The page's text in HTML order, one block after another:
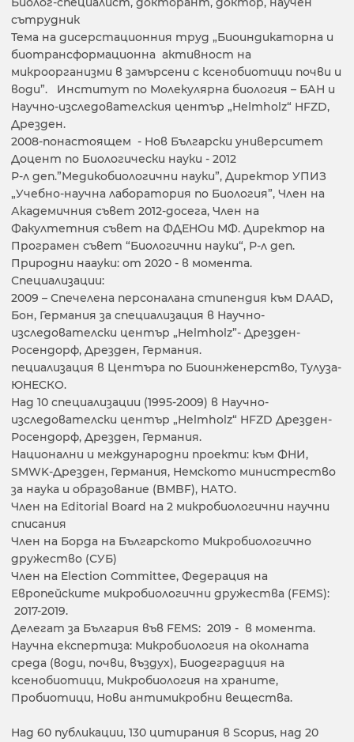
сътрудник
Тема на дисерстационния труд „Биоиндикаторна и
биотрансформационна активност на
микроорганизми в замърсени с ксенобиотици почви и
води”. Институт по Молекулярна биология – БАН и
Научно-изследователския център „Helmholz“ HFZD,
Дрезден.
2008-понастоящем - Нов Български университет
Доцент по Биологически науки - 2012
Р-л деп.”Медикобиологични науки”, Директор УПИЗ
„Учебно-научна лаборатория по Биология”, Член на
Академичния съвет 2012-досега, Член на
Факултетния съвет на ФДЕНОи МФ. Директор на
Програмен съвет “Биологични науки“, Р-л деп.
Природни наауки: от 2020 - в момента.
Специализации:
2009 – Спечелена персоналана стипендия към DAAD,
Бон, Германия за специализация в Научно-
изследователски център „Helmholz”- Дрезден-
Росендорф, Дрезден, Германия.
пециализация в Центъра по Биоинженерство, Тулуза-
ЮНЕСКО.
Над 10 специализации (1995-2009) в Научно-
изследователски център „Helmholz“ HFZD Дрезден-
Росендорф, Дрезден, Германия.
Национални и международни проекти: към ФНИ,
SMWK-Дрезден, Германия, Немското министрество
за наука и oбразование (BMBF), НАТО.
Член на Editorial Board на 2 микробиологични научни
списания
Член на Борда на Българското Микробиологично
дружество (СУБ)
Член на Election Committee, Федерация на
Европейските микробиологични дружества (FEMS):
2017-2019.
Делегат за България във FEMS: 2019 - в момента.
Научна експертиза: Микробиология на околната
среда (води, почви, въздух), Биодеградция на
ксенобиотици, Микробиология на храните,
Пробиотици, Нови антимикробни вещества.
Над 60 публикации, 130 цитирания в Scopus, над 20